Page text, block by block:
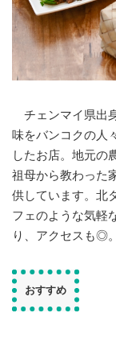
チェンマイ県出
味をバンコクの人
したお店。地元の
祖母から教わった
供しています。北
フェのような気軽
り、アクセスも◎。
おすすめ